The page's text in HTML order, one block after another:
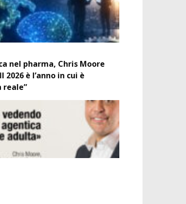
nel pharma, Chris Moore
2026 è l’anno in cui è